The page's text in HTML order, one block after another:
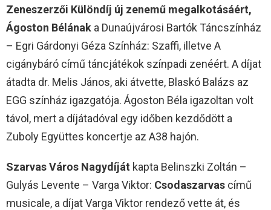
Zeneszerzői Különdíj új zenemű megalkotásáért,
Ágoston Bélának a Dunaújvárosi Bartók Táncszínház
– Egri Gárdonyi Géza Színház: Szaffi, illetve A
cigánybáró című táncjátékok színpadi zenéért. A díjat
átadta dr. Melis János, aki átvette, Blaskó Balázs az
EGG színház igazgatója. Ágoston Béla igazoltan volt
távol, mert a díjátadóval egy időben kezdődött a
Zuboly Együttes koncertje az A38 hajón.
Szarvas Város Nagydíját kapta Belinszki Zoltán –
Gulyás Levente – Varga Viktor: Csodaszarvas című
musicale, a díjat Varga Viktor rendező vette át, és